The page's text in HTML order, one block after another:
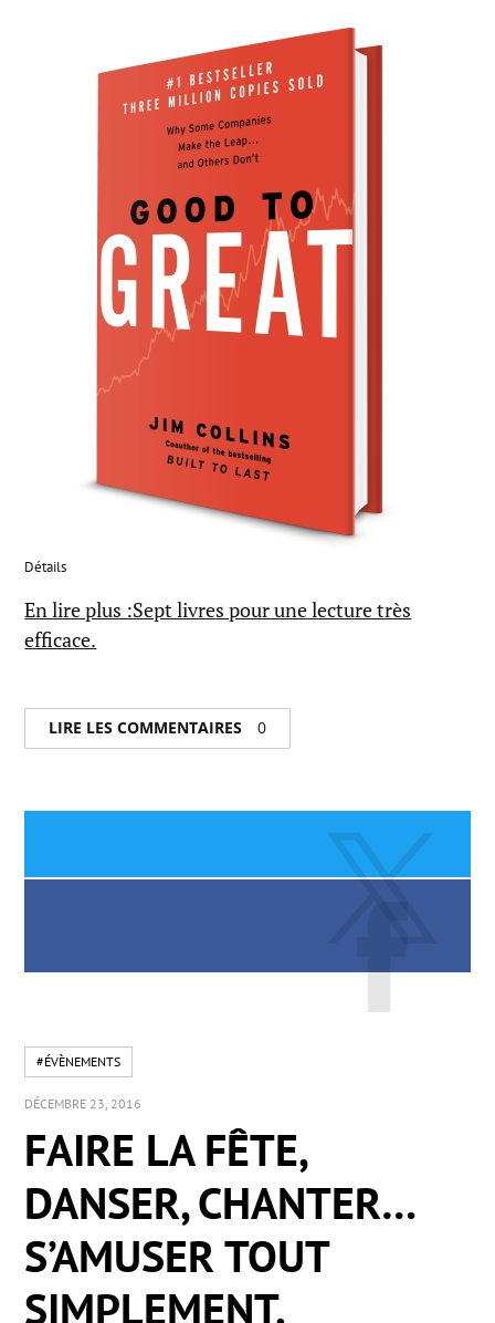
Détails
En lire plus :Sept livres pour une lecture très
efficace.
LIRE LES COMMENTAIRES 0
#ÉVÈNEMENTS
DÉCEMBRE 23, 2016
FAIRE LA FÊTE,
DANSER, CHANTER…
S’AMUSER TOUT
SIMPLEMENT.